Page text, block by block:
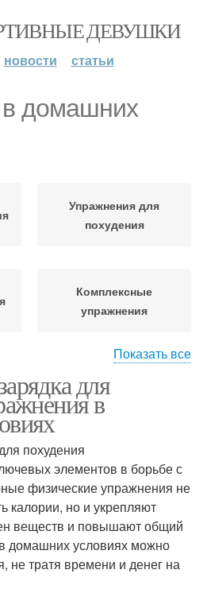
ДЕВУШКИ
новости статьи
домашних
Упражнения для
похудения
Комплексные
упражнения
новичков
Упражнения для бедер
Показать все
для
в
похудения
элементов в борьбе с
физические упражнения не
калории, но и укрепляют
веществ и повышают общий
домашних условиях можно
не тратя времени и денег на